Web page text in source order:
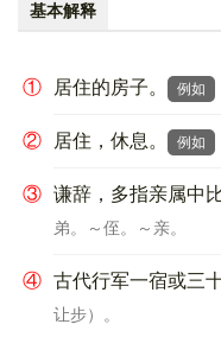
基本解释
① 居住的房子。 例如
② 居住，休息。 例如
③ 谦辞，多指亲属中
弟。～侄。～亲。
④ 古代行军一宿或三
让步）。